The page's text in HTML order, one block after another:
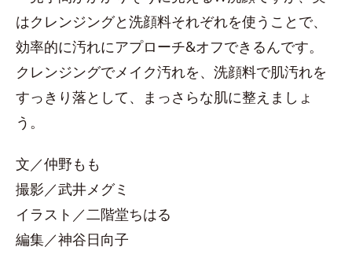
はクレンジングと洗顔料それぞれを使うことで、
効率的に汚れにアプローチ&オフできるんです。
クレンジングでメイク汚れを、洗顔料で肌汚れを
すっきり落として、まっさらな肌に整えましょ
う。
文／仲野もも
撮影／武井メグミ
イラスト／二階堂ちはる
編集／神谷日向子